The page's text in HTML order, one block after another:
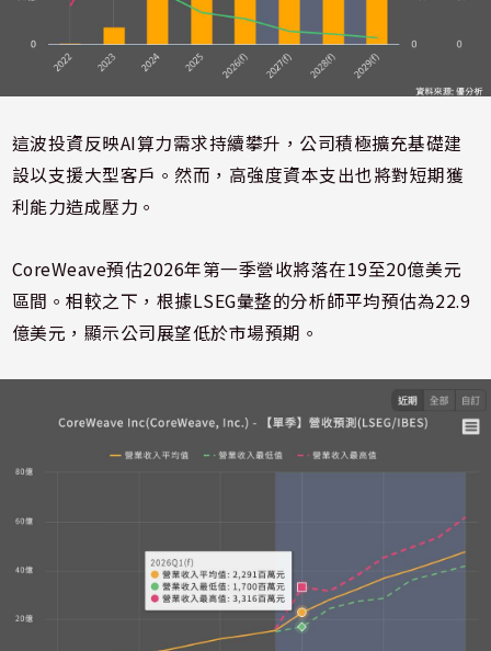
這波投資反映AI算力需求持續攀升，公司積極擴充基礎建
設以支援大型客戶。然而，高強度資本支出也將對短期獲
利能力造成壓力。
CoreWeave預估2026年第一季營收將落在19至20億美元
區間。相較之下，根據LSEG彙整的分析師平均預估為22.9
億美元，顯示公司展望低於市場預期。